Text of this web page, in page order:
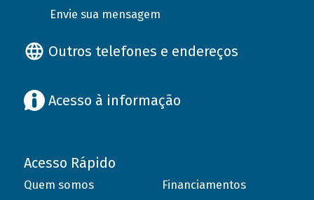
Envie sua mensagem
Outros telefones e endereços
Acesso à informação
Acesso Rápido
Quem somos
Financiamentos